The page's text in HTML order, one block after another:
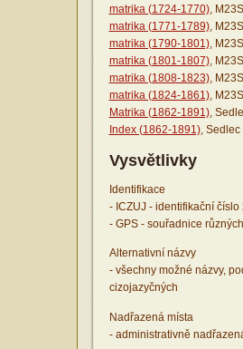
matrika (1724-1770),
matrika (1771-1789),
matrika (1790-1801),
matrika (1801-1807),
matrika (1808-1823),
matrika (1824-1861),
Matrika (1862-1891),
Index (1862-1891), Sedlec
Vysvětlivky
Identifikace
- ICZUJ - identifikační
- GPS - souřadnice
Alternativní názvy
- všechny možné názvy,
cizojazyčných
Nadřazená místa
- administrativně